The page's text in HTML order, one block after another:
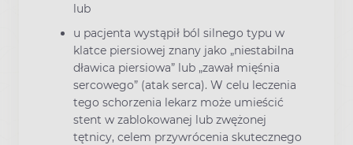
lub
u pacjenta wystąpił ból silnego typu w
klatce piersiowej znany jako „niestabilna
dławica piersiowa” lub „zawał mięśnia
sercowego” (atak serca). W celu leczenia
tego schorzenia lekarz może umieścić
stent w zablokowanej lub zwężonej
tętnicy, celem przywrócenia skutecznego